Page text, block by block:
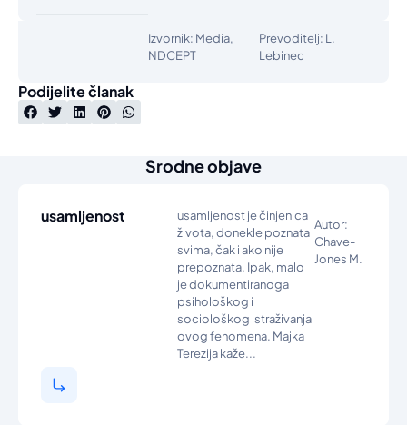
Izvornik: Media,
NDCEPT
Prevoditelj: L.
Lebinec
Podijelite članak
Srodne objave
usamljenost
usamljenost je činjenica
života, donekle poznata
svima, čak i ako nije
prepoznata. Ipak, malo
je dokumentiranoga
psihološkog i
sociološkog istraživanja
ovog fenomena. Majka
Terezija kaže...
Autor:
Chave-
Jones M.